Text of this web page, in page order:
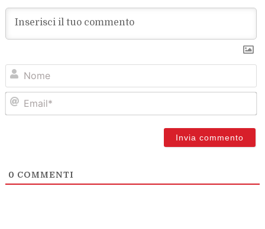
0 COMMENTI